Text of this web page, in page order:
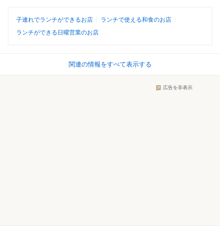
子連れでランチができるお店
ランチで使える和食のお店
ランチができる日曜営業のお店
関連の情報をすべて表示する
広告を非表示